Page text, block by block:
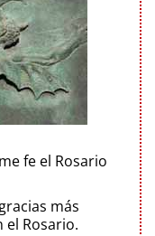
fe el Rosario
más
el Rosario.